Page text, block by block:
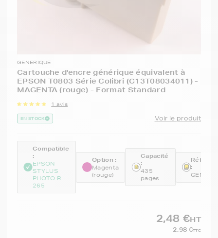
GENERIQUE
Cartouche d'encre générique équivalent à
EPSON T0803 Série Colibri (C13T08034011) -
MAGENTA (rouge) - Format Standard
1 avis
EN STOCK Voir le produit
Compatible
:
EPSON
STYLUS
PHOTO R
265
Option :
Magenta
(rouge)
Capacité
:
435
pages
:
2,48 €HT
2,98 €TTC